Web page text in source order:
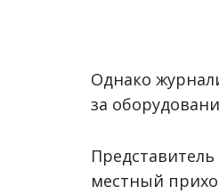
Однако
за
местный